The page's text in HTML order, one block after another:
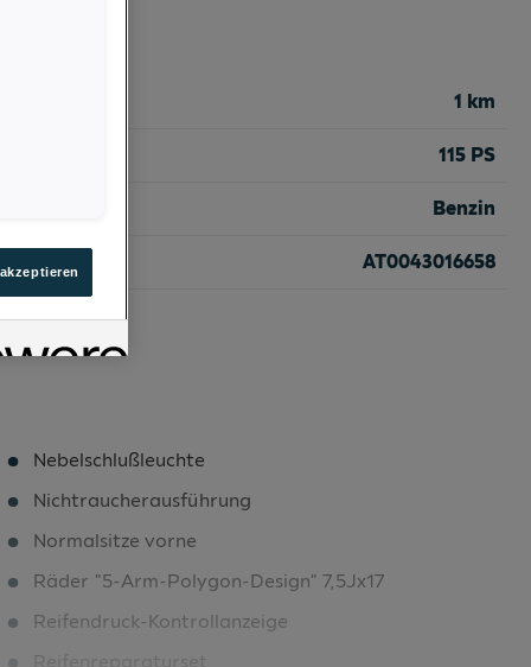
1 km
115 PS
Benzin
AT0043016658
Nebelschlußleuchte
Nichtraucherausführung
Normalsitze vorne
Räder "5-Arm-Polygon-Design" 7,5Jx17
Reifendruck-Kontrollanzeige